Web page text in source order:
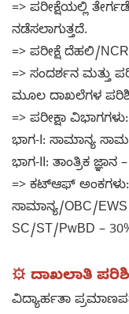
=> ಪರೀಕ್ಷೆಯಲ್ಲಿ
ನಡೆಸಲಾಗುತ್ತದೆ.
=> ಪರೀಕ್ಷೆ ದೆಹಲಿ/
=> ಸಂದರ್ಶನ ಮತ್ತು
ಮೂಲ ದಾಖಲೆಗಳ
=> ಪರೀಕ್ಷಾ ವಿಭಾಗಗಳು:
ಭಾಗ-I: ಸಾಮಾನ್ಯ
ಭಾಗ-II: ತಾಂತ್ರಿಕ ಜ್ಞಾನ
=> ಕಟ್‌ಆಫ್ ಅಂಕಗಳು:
ಸಾಮಾನ್ಯ/OBC/EWS
SC/ST/PwBD –
⚙️ ದಾಖಲಾತಿ
ವಿದ್ಯಾರ್ಹತಾ